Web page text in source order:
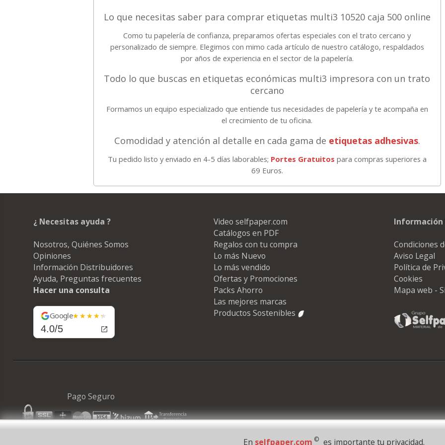
Lo que necesitas saber para comprar etiquetas multi3 10520 caja 500 online
Como tu papelería de confianza, preparamos ofertas especiales con el trato cercano y
personalizado de siempre. Elegimos con mimo cada artículo de nuestro catálogo, respaldados
por años de experiencia en el sector de la papelería.
Todo lo que buscas en etiquetas económicas multi3 impresora con un trato
cercano
Formamos un equipo especializado que entiende tus necesidades de papelería y te acompaña en
el crecimiento de tu oficina.
Comodidad y atención al detalle en cada gama de etiquetas adhesivas.
Tu pedido listo y enviado en 4-5 días laborables; Portes Gratuitos para compras superiores a
69 Euros.
¿ Necesitas ayuda ?
Nosotros, Quiénes Somos
Opiniones
Información Distribuidores
Ayuda, Preguntas frecuentes
Hacer una consulta
Google
4.0/5
Video selfpaper.com
Catálogos en PDF
Regalos con tu compra
Lo más Nuevo
Lo más vendido
Ofertas y Promociones
Packs Ahorro
Las mejores marcas
Productos Sostenibles
Información
Condiciones
Aviso Legal
Política de
Cookies
Mapa web -
Pago Seguro
En selfpaper.com © es importante tu privacidad.